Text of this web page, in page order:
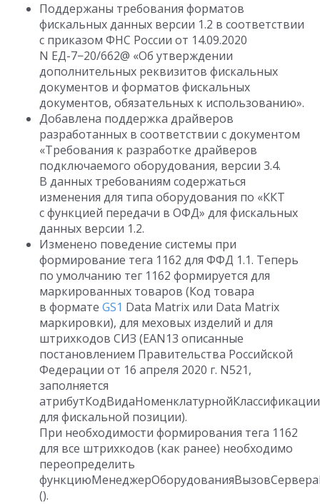
Поддержаны требования форматов
фискальных данных версии 1.2 в соответствии
с приказом ФНС России от 14.09.2020
N ЕД-7−20/662@ «Об утверждении
дополнительных реквизитов фискальных
документов и форматов фискальных
документов, обязательных к использованию».
Добавлена поддержка драйверов
разработанных в соответствии с документом
«Требования к разработке драйверов
подключаемого оборудования, версии 3.4.
В данных требованиям содержаться
изменения для типа оборудования по «ККТ
с функцией передачи в ОФД» для фискальных
данных версии 1.2.
Изменено поведение системы при
формирование тега 1162 для ФФД 1.1. Теперь
по умолчанию тег 1162 формируется для
маркированных товаров (Код товара
в формате GS1 Data Matrix или Data Matrix
маркировки), для меховых изделий и для
штрихкодов СИЗ (EAN13 описанные
постановлением Правительства Российской
Федерации от 16 апреля 2020 г. N521,
заполняется
атрибутКодВидаНоменклатурнойКлассификации
для фискальной позиции).
При необходимости формирования тега 1162
для все штрихкодов (как ранее) необходимо
переопределить
().